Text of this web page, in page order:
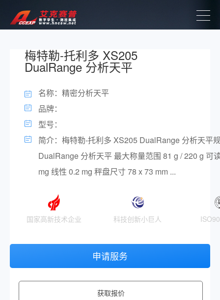
梅特勒-托利多 XS205
DualRange 分析天平
名称：精密分析天平
品牌：
型号：
简介：梅特勒-托利多 XS205 DualRange 分析天平
DualRange 分析天平 最大称量范围 81 g / 220 g 可
mg 线性 0.2 mg 秤盘尺寸 78 x 73 mm ...
国家高新技术企业 科技创新小巨人
申请服务
获取报价